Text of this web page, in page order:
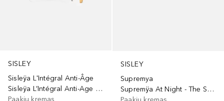
SISLEY
Sisleÿa L'Intégral Anti-Âge
Sisleÿa L’Intégral Anti-Age Eye and Lip Contour Cream
SISLEY
Supremya
Supremÿa At Night - The Supreme Anti-Aging Eye Cream